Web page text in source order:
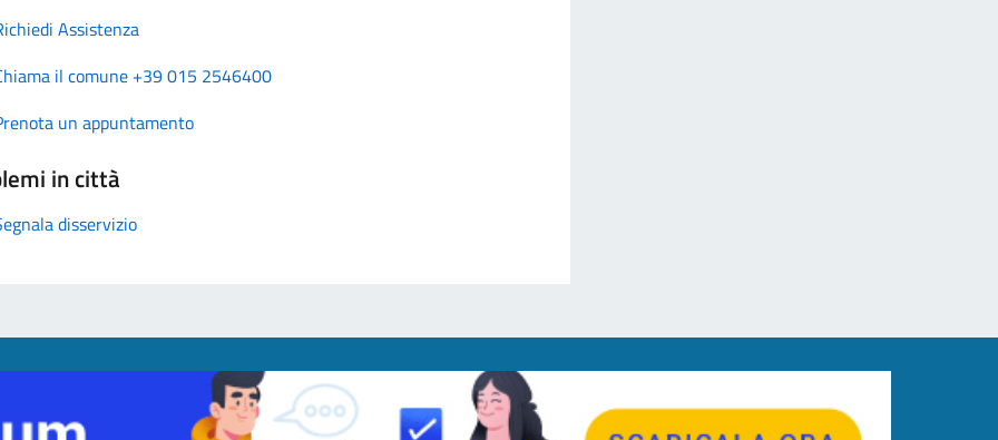
Assistenza
il comune +39 015 2546400
un appuntamento
in città
disservizio